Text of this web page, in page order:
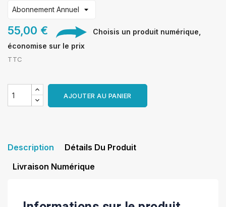
55,00 €
Choisis un produit numérique,
économise sur le prix
TTC
AJOUTER AU PANIER
Description
Détails Du Produit
Livraison Numérique